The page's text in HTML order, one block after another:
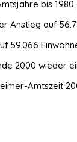
bis
Anstieg auf
59.066
2000 wieder
Amtszeit